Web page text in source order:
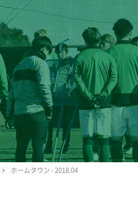
ホームタウン - 2018.04